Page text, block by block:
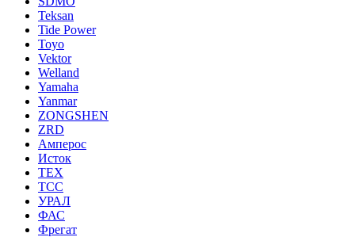
Teksan
Tide Power
Toyo
Vektor
Welland
Yamaha
Yanmar
ZONGSHEN
ZRD
Амперос
Исток
ТЕХ
ТСС
УРАЛ
ФАС
Фрегат